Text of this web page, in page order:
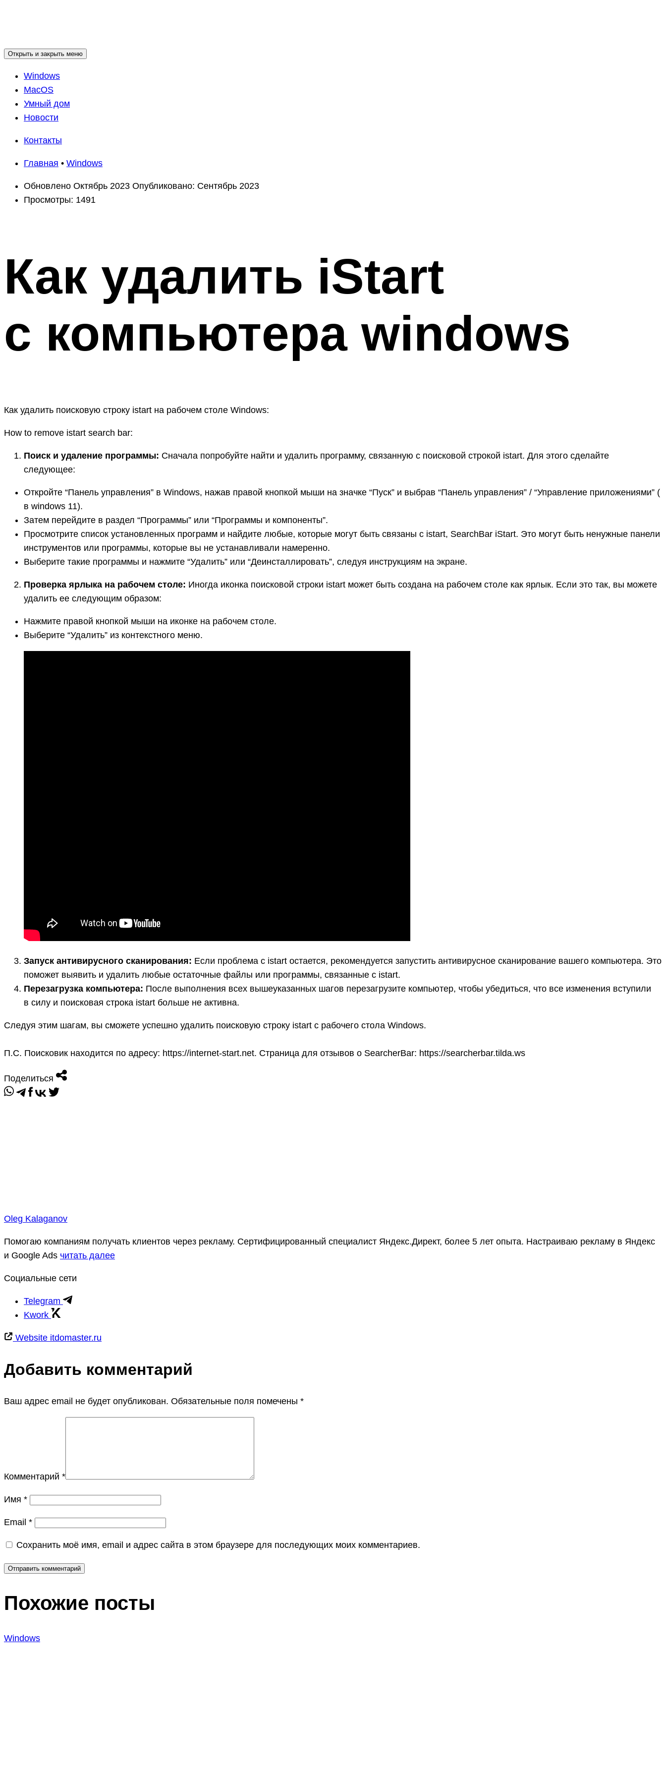
Открыть и закрыть меню
Windows
MacOS
Умный дом
Новости
Контакты
Главная • Windows
Обновлено Октябрь 2023 Опубликовано: Сентябрь 2023
Просмотры: 1491
Как удалить iStart
с компьютера windows
Как удалить поисковую строку istart на рабочем столе Windows:
How to remove istart search bar:
Поиск и удаление программы: Сначала попробуйте найти и удалить программу, связанную с поисковой строкой istart. Для этого сделайте
следующее:
Откройте “Панель управления” в Windows, нажав правой кнопкой мыши на значке “Пуск” и выбрав “Панель управления” / “Управление приложениями” (
в windows 11).
Затем перейдите в раздел “Программы” или “Программы и компоненты”.
Просмотрите список установленных программ и найдите любые, которые могут быть связаны с istart, SearchBar iStart. Это могут быть ненужные панели
инструментов или программы, которые вы не устанавливали намеренно.
Выберите такие программы и нажмите “Удалить” или “Деинсталлировать”, следуя инструкциям на экране.
Проверка ярлыка на рабочем столе: Иногда иконка поисковой строки istart может быть создана на рабочем столе как ярлык. Если это так, вы можете
удалить ее следующим образом:
Нажмите правой кнопкой мыши на иконке на рабочем столе.
Выберите “Удалить” из контекстного меню.
Запуск антивирусного сканирования: Если проблема с istart остается, рекомендуется запустить антивирусное сканирование вашего компьютера. Это
поможет выявить и удалить любые остаточные файлы или программы, связанные с istart.
Перезагрузка компьютера: После выполнения всех вышеуказанных шагов перезагрузите компьютер, чтобы убедиться, что все изменения вступили
в силу и поисковая строка istart больше не активна.
Следуя этим шагам, вы сможете успешно удалить поисковую строку istart с рабочего стола Windows.
П.С. Поисковик находится по адресу: https://internet-start.net. Страница для отзывов о SearcherBar: https://searcherbar.tilda.ws
Поделиться
Oleg Kalaganov
Помогаю компаниям получать клиентов через рекламу. Сертифицированный специалист Яндекс.Директ, более 5 лет опыта. Настраиваю рекламу в Яндекс
и Google Ads читать далее
Социальные сети
Telegram
Kwork
Website itdomaster.ru
Добавить комментарий
Ваш адрес email не будет опубликован. Обязательные поля помечены *
Комментарий *
Имя *
Email *
Сохранить моё имя, email и адрес сайта в этом браузере для последующих моих комментариев.
Похожие посты
Windows